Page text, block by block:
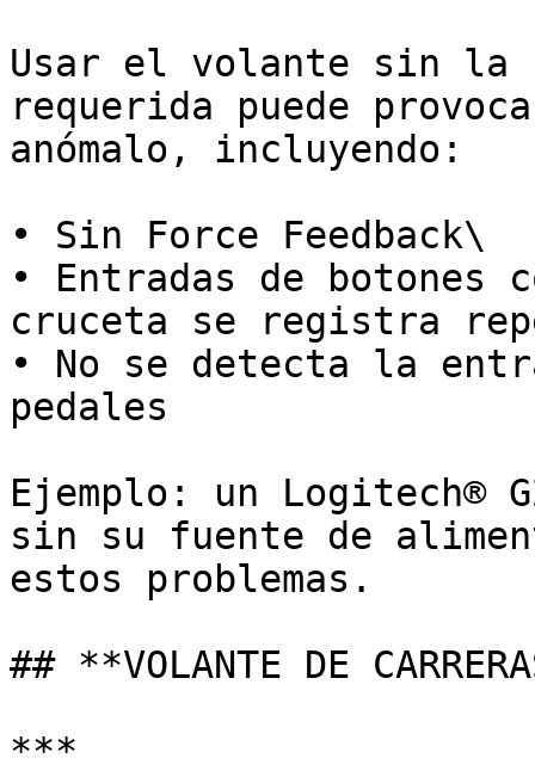
Usar el volante sin la
requerida puede
anómalo, incluyendo:
• Sin Force Feedback\
• Entradas de
cruceta se registra
• No se detecta la
pedales
Ejemplo: un Logitech®
sin su fuente de
estos problemas.
## **VOLANTE DE
***